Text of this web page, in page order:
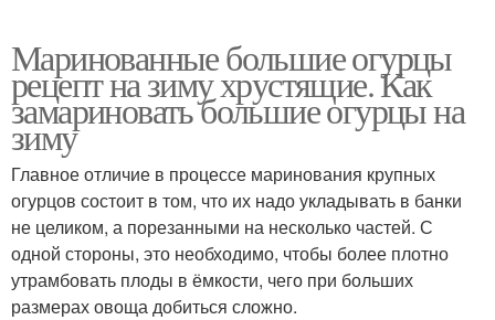
Маринованные большие огурцы
рецепт на зиму хрустящие. Как
замариновать большие огурцы на
зиму
Главное отличие в процессе маринования крупных
огурцов состоит в том, что их надо укладывать в банки
не целиком, а порезанными на несколько частей. С
одной стороны, это необходимо, чтобы более плотно
утрамбовать плоды в ёмкости, чего при больших
размерах овоща добиться сложно.